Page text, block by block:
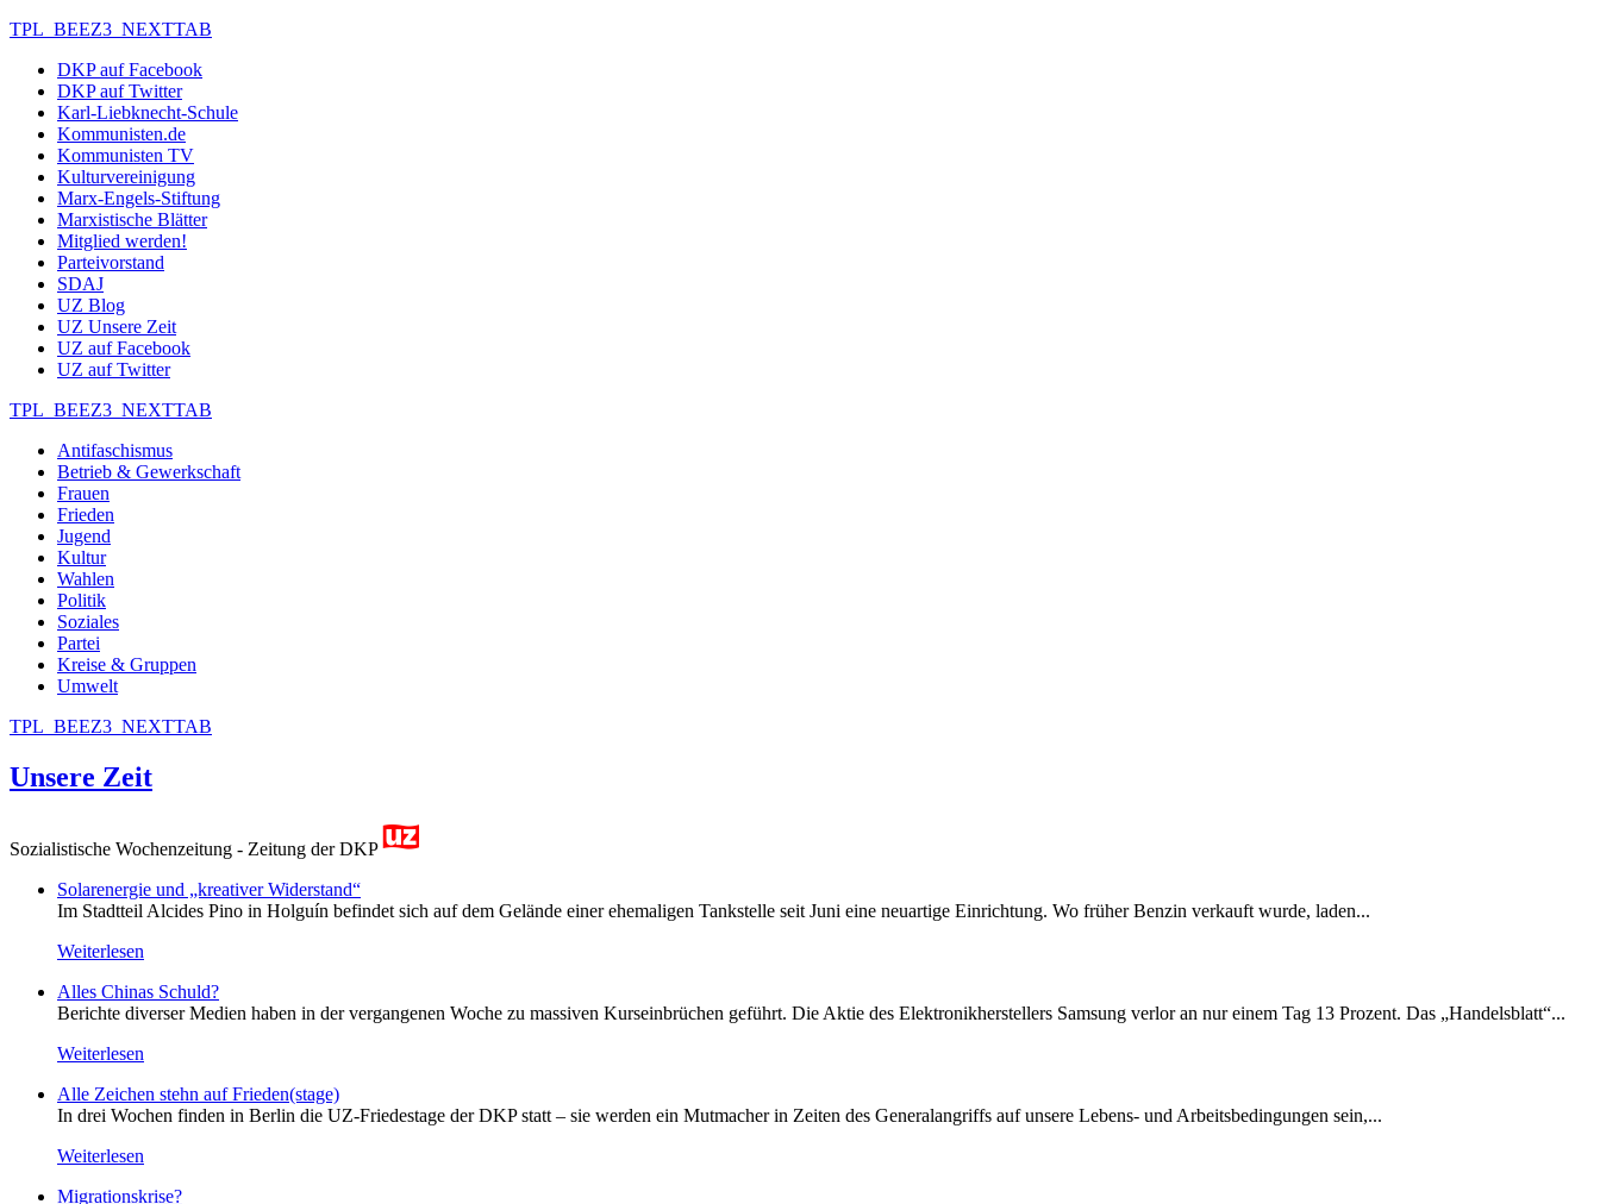
TPL_BEEZ3_NEXTTAB
DKP auf Facebook
DKP auf Twitter
Karl-Liebknecht-Schule
Kommunisten.de
Kommunisten TV
Kulturvereinigung
Marx-Engels-Stiftung
Marxistische Blätter
Mitglied werden!
Parteivorstand
SDAJ
UZ Blog
UZ Unsere Zeit
UZ auf Facebook
UZ auf Twitter
TPL_BEEZ3_NEXTTAB
Antifaschismus
Betrieb & Gewerkschaft
Frauen
Frieden
Jugend
Kultur
Wahlen
Politik
Soziales
Partei
Kreise & Gruppen
Umwelt
TPL_BEEZ3_NEXTTAB
Unsere Zeit
Sozialistische Wochenzeitung - Zeitung der DKP
Solarenergie und „kreativer Widerstand“
Im Stadtteil Alcides Pino in Holguín befindet sich auf dem Gelände einer ehemaligen Tankstelle seit Juni eine neuartige Einrichtung. Wo früher Benzin verkauft wurde, laden...
Weiterlesen
Alles Chinas Schuld?
Berichte diverser Medien haben in der vergangenen Woche zu massiven Kurseinbrüchen geführt. Die Aktie des Elektronikherstellers Samsung verlor an nur einem Tag 13 Prozent. Das „Handelsblatt“...
Weiterlesen
Alle Zeichen stehn auf Frieden(stage)
In drei Wochen finden in Berlin die UZ-Friedestage der DKP statt – sie werden ein Mutmacher in Zeiten des Generalangriffs auf unsere Lebens- und Arbeitsbedingungen sein,...
Weiterlesen
Migrationskrise?